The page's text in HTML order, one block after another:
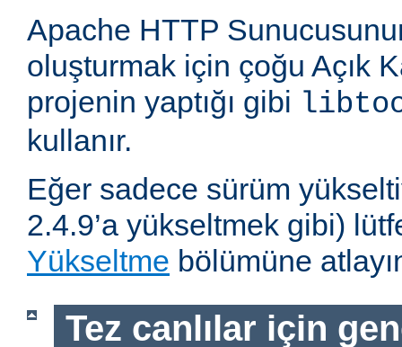
Apache HTTP
oluşturmak için çoğu Açık
projenin yaptığı gibi
kullanır.
Eğer sadece sürüm
2.4.9’a yükseltmek gibi)
Yükseltme bölümüne
Tez canlılar için